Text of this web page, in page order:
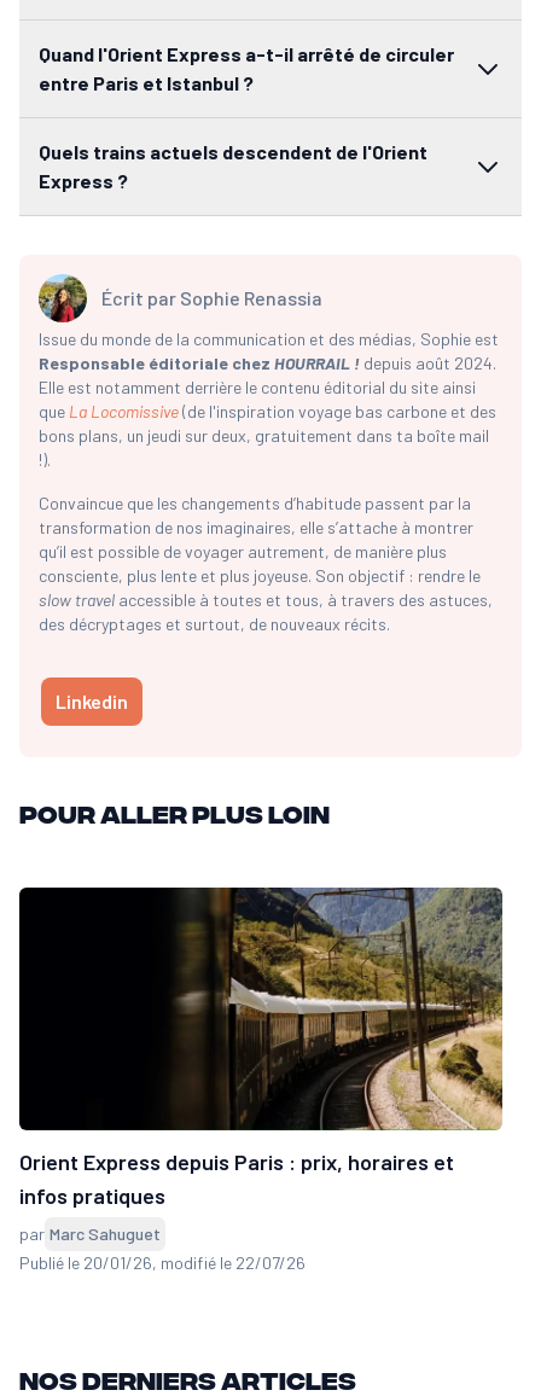
Quand l'Orient Express a-t-il arrêté de circuler
entre Paris et Istanbul ?
Quels trains actuels descendent de l'Orient
Express ?
Écrit par Sophie Renassia
Issue du monde de la communication et des médias, Sophie est
Responsable éditoriale chez HOURRAIL ! depuis août 2024.
Elle est notamment derrière le contenu éditorial du site ainsi
que La Locomissive(de l'inspiration voyage bas carbone et des
bons plans, un jeudi sur deux, gratuitement dans ta boîte mail
!).
Convaincue que les changements d’habitude passent par la
transformation de nos imaginaires, elle s’attache à montrer
qu’il est possible de voyager autrement, de manière plus
consciente, plus lente et plus joyeuse. Son objectif : rendre le
slow travel accessible à toutes et tous, à travers des astuces,
des décryptages et surtout, de nouveaux récits.
Linkedin
Pour aller plus loin
Orient Express depuis Paris : prix, horaires et
infos pratiques
par Marc Sahuguet
Publié le 20/01/26, modifié le 22/07/26
Nos derniers articles